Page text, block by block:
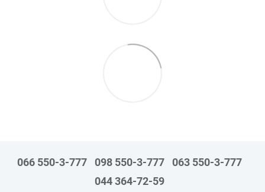
066 550-3-777 098 550-3-777
063 550-3-777
044 364-72-59